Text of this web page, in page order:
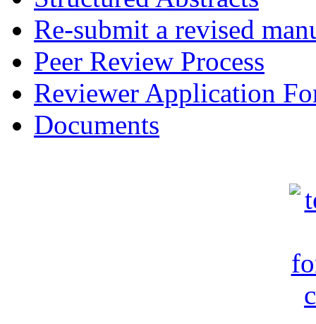
Re-submit a revised
Peer Review Process
Reviewer Application
Documents